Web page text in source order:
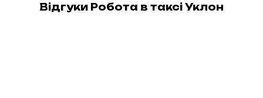
Відгуки Робота в таксі Уклон